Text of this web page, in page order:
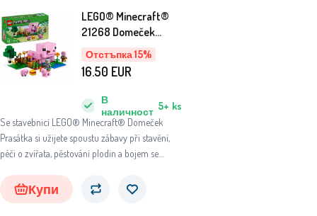
Отстъпка 15%
LEGO® Minecraft®
21268 Domeček
Prasátka
Se stavebnicí LEGO® Minecraft® Domeček
Prasátka si užijete spoustu zábavy při stavění,
péči o zvířata, pěstování plodin a bojem se
В
наличност 5+ ks
16.50 EUR
Купи